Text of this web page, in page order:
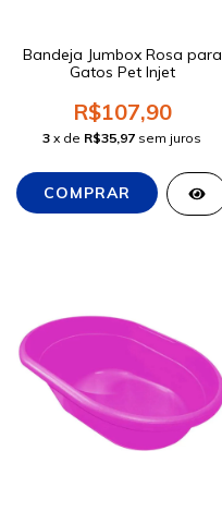
Bandeja Jumbox Rosa para
Gatos Pet Injet
R$107,90
3 x de R$35,97 sem juros